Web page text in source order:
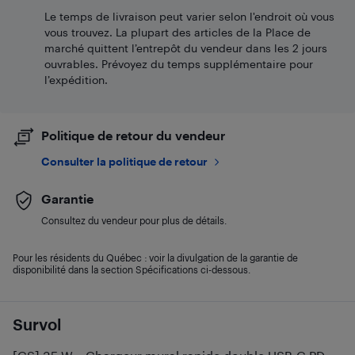
Survol
Le temps de livraison peut varier selon l'endroit où vous
vous trouvez. La plupart des articles de la Place de
marché quittent l’entrepôt du vendeur dans les 2 jours
ouvrables. Prévoyez du temps supplémentaire pour
l’expédition.
Politique de retour du vendeur
Consulter la politique de retour
Garantie
Consultez du vendeur pour plus de détails.
Pour les résidents du Québec : voir la divulgation de la garantie de
disponibilité dans la section Spécifications ci-dessous.